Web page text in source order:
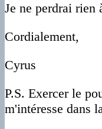
Je ne perdrai rien
Cordialement,
Cyrus
P.S. Exercer le
m'intéresse dans